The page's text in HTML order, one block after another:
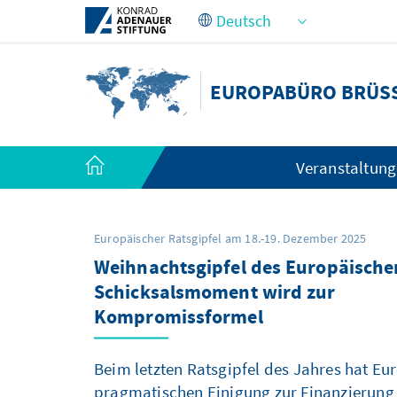
Zum Hauptinhalt springen
EUROPABÜRO
Europäischer Ratsgipfel am 18.-19. Dezember 2025
Weihnachtsgipfel des
Schicksalsmoment wird zur
Kompromissformel
Beim letzten Ratsgipfel des Jahres hat
pragmatischen Einigung zur
The Road Ahead: How Europe
Itself
Der Oktobergipfel des
Gipfel zwischen Licht und Schatten
Die Niederlande vor den Wahlen
A New Race for Space – Can the EU
Zwischen Sicherheit,
und Klimapolitik - die dänische EU-
Ratspräsidentschaft ist ...